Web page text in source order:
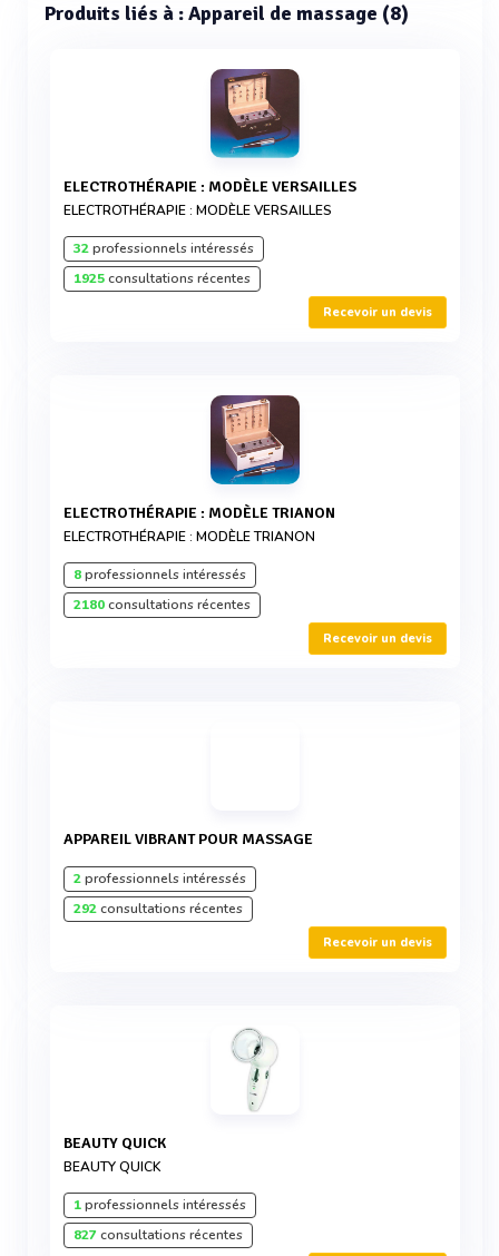
Produits liés à : Appareil de massage (8)
ELECTROTHÉRAPIE : MODÈLE VERSAILLES
ELECTROTHÉRAPIE : MODÈLE VERSAILLES
32professionnels intéressés
1925consultations récentes
Recevoir un devis
ELECTROTHÉRAPIE : MODÈLE TRIANON
ELECTROTHÉRAPIE : MODÈLE TRIANON
8professionnels intéressés
2180consultations récentes
Recevoir un devis
APPAREIL VIBRANT POUR MASSAGE
2professionnels intéressés
292consultations récentes
Recevoir un devis
BEAUTY QUICK
BEAUTY QUICK
1professionnels intéressés
827consultations récentes